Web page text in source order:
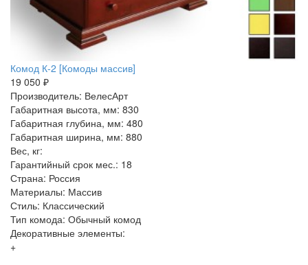
Комод К-2 [Комоды массив]
19 050 ₽
Производитель: ВелесАрт
Габаритная высота, мм: 830
Габаритная глубина, мм: 480
Габаритная ширина, мм: 880
Вес, кг:
Гарантийный срок мес.: 18
Страна: Россия
Материалы: Массив
Стиль: Классический
Тип комода: Обычный комод
Декоративные элементы:
+